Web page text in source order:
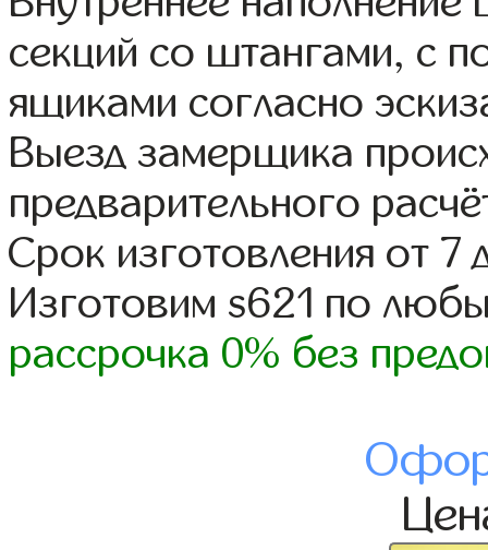
секций со штангами, с
ящиками согласно
Выезд замерщика
предварительного
Срок изготовления от 7
Изготовим s621 по
рассрочка 0% без